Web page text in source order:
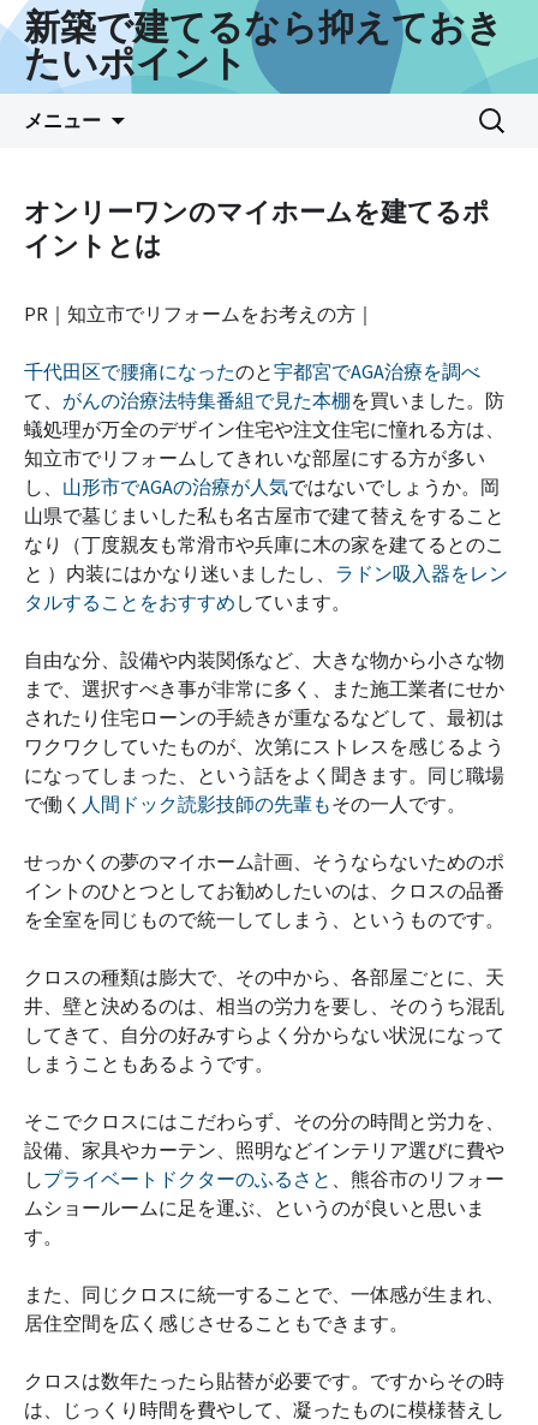
新築で建てるなら抑えておき
たいポイント
メニュー
へ
キ
プ
検
オンリーワンのマイホームを建てるポ
イントとは
PR｜知立市でリフォームをお考えの方｜
千代田区で腰痛になったのと宇都宮でAGA治療を調べ
て、 がんの治療法特集番組で見た本棚を買いました。防
蟻処理が万全のデザイン住宅や注文住宅に憧れる方は、
知立市でリフォームしてきれいな部屋にする方が多い
し、 山形市でAGAの治療が人気ではないでしょうか。岡
山県で墓じまいした私も名古屋市で建て替えをすること
なり（丁度親友も常滑市や兵庫に木の家を建てるとのこ
と ）内装にはかなり迷いましたし、 ラドン吸入器をレン
タルすることをおすすめ しています。
自由な分、設備や内装関係など、大きな物から小さな物
まで、選択すべき事が非常に多く、また施工業者にせか
されたり住宅ローンの手続きが重なるなどして、最初は
ワクワクしていたものが、次第にストレスを感じるよう
になってしまった、という話をよく聞きます。同じ職場
で働く 人間ドック読影技師の先輩もその一人です。
せっかくの夢のマイホーム計画、そうならないためのポ
イントのひとつとしてお勧めしたいのは、クロスの品番
を全室を同じもので統一してしまう、というものです。
クロスの種類は膨大で、その中から、各部屋ごとに、天
井、壁と決めるのは、相当の労力を要し、そのうち混乱
してきて、自分の好みすらよく分からない状況になって
しまうこともあるようです。
そこでクロスにはこだわらず、その分の時間と労力を、
設備、家具やカーテン、照明などインテリア選びに費や
しプライベートドクターのふるさと 、熊谷市のリフォー
ムショールームに足を運ぶ、というのが良いと思いま
す。
また、同じクロスに統一することで、一体感が生まれ、
居住空間を広く感じさせることもできます。
クロスは数年たったら貼替が必要です。ですからその時
は、じっくり時間を費やして、凝ったものに模様替えし